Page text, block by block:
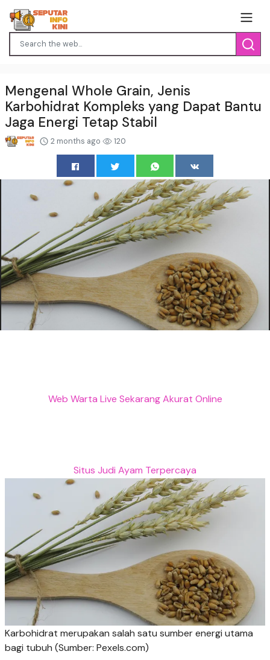
Mengenal Whole Grain, Jenis
Karbohidrat Kompleks yang Dapat Bantu
Jaga Energi Tetap Stabil
2 months ago 120
Web Warta Live Sekarang Akurat Online
Situs Judi Ayam Terpercaya
Karbohidrat merupakan salah satu sumber energi utama
bagi tubuh (Sumber: Pexels.com)